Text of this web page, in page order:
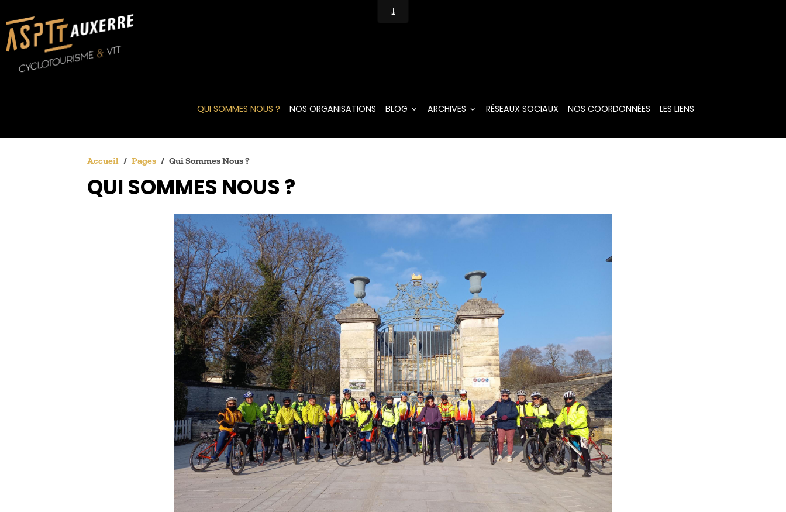
QUI SOMMES NOUS ? NOS ORGANISATIONS BLOG ARCHIVES RÉSEAUX SOCIAUX NOS COORDONNÉES LES LIENS
Accueil Pages Qui Sommes Nous ?
QUI SOMMES NOUS ?